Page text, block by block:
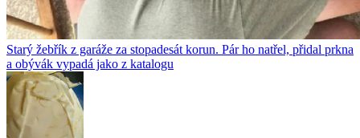
Starý žebřík z garáže za stopadesát korun. Pár ho natřel, přidal prkna
a obývák vypadá jako z katalogu